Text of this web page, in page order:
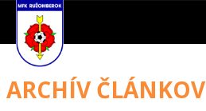
ARCHÍV ČLÁNKOV